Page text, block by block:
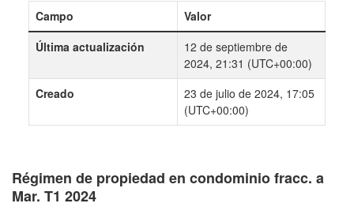
Régimen de propiedad en condominio fracc. a
Mar. T1 2024
Campo
Valor
Última actualización
12 de septiembre de
2024, 21:31 (UTC+00:00)
Creado
23 de julio de 2024, 17:05
(UTC+00:00)